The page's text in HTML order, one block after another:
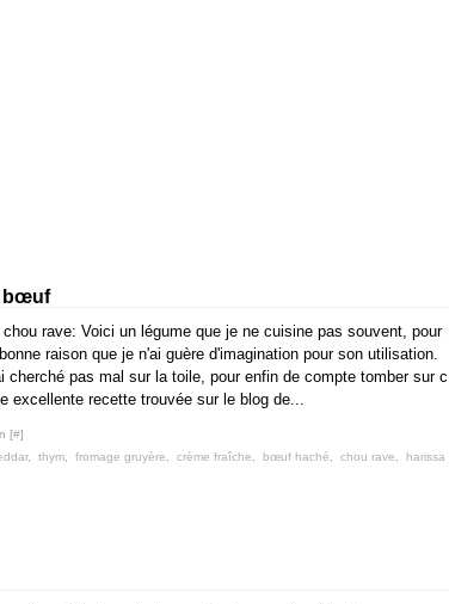
bœuf
chou rave: Voici un légume que je ne cuisine pas souvent, pour
raison que je n'ai guère d'imagination pour son utilisation.
cherché pas mal sur la toile, pour enfin de compte tomber sur c
excellente recette trouvée sur le blog de...
[#]
, thym fromage gruyère crème fraîche bœuf haché chou rave harissa